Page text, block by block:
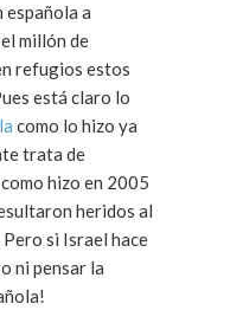
a
millón de
refugios estos
está claro lo
como lo hizo ya
trata de
hizo en 2005
heridos al
si Israel hace
ni pensar la